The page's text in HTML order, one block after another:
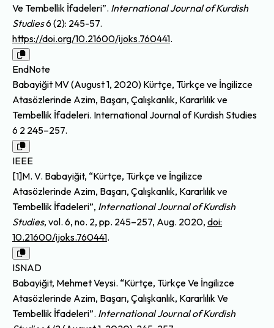
Ve Tembellik İfadeleri”. International Journal of Kurdish
Studies6 (2): 245-57.
https://doi.org/10.21600/ijoks.760441.
EndNote
Babayiğit MV (August 1, 2020) Kürtçe, Türkçe ve İngilizce
Atasözlerinde Azim, Başarı, Çalışkanlık, Kararlılık ve
Tembellik İfadeleri. International Journal of Kurdish Studies
6 2 245–257.
IEEE
[1]M. V. Babayiğit, “Kürtçe, Türkçe ve İngilizce
Atasözlerinde Azim, Başarı, Çalışkanlık, Kararlılık ve
Tembellik İfadeleri”, International Journal of Kurdish
Studies, vol. 6, no. 2, pp. 245–257, Aug. 2020, doi:
10.21600/ijoks.760441.
ISNAD
Babayiğit, Mehmet Veysi. “Kürtçe, Türkçe Ve İngilizce
Atasözlerinde Azim, Başarı, Çalışkanlık, Kararlılık Ve
Tembellik İfadeleri”. International Journal of Kurdish